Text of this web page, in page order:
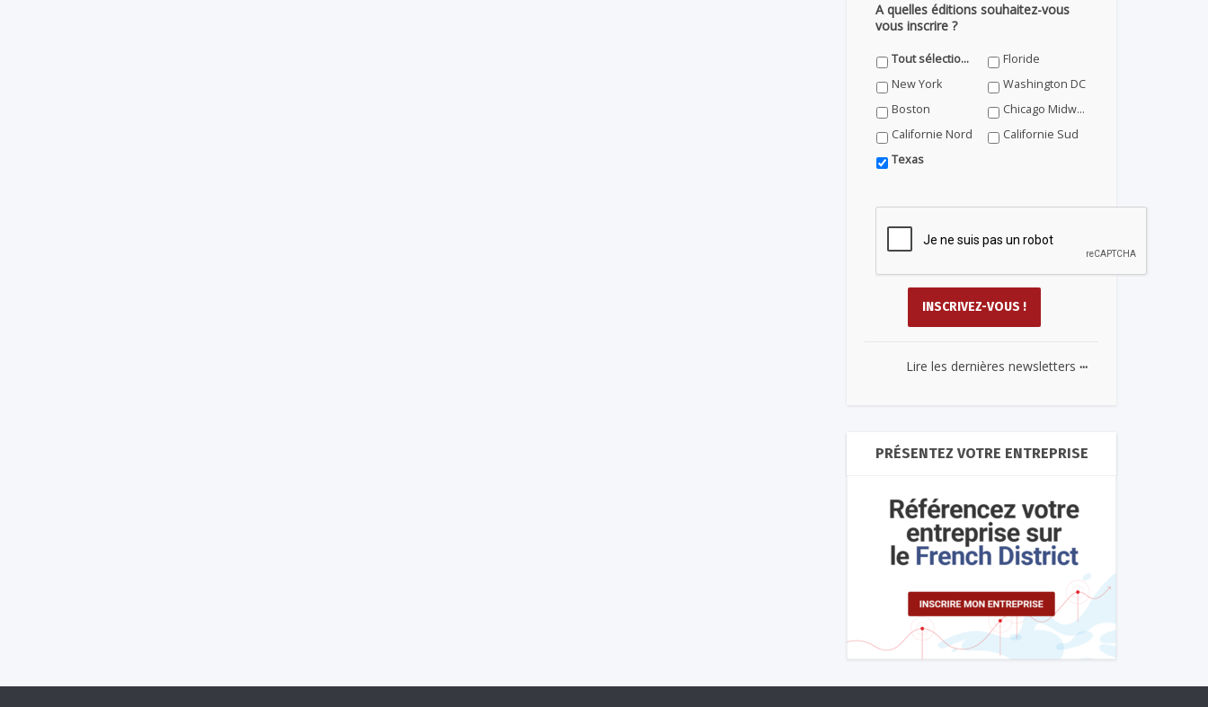
A quelles éditions souhaitez-vous
vous inscrire ?
Tout sélectionner
Floride
New York
Washington DC
Boston
Chicago Midwest
Californie Nord
Californie Sud
Texas
Lire les dernières newsletters ...
PRÉSENTEZ VOTRE ENTREPRISE